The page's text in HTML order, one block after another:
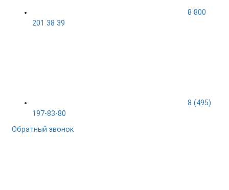
8 800
201 38 39
8 (495)
197-83-80
Обратный звонок